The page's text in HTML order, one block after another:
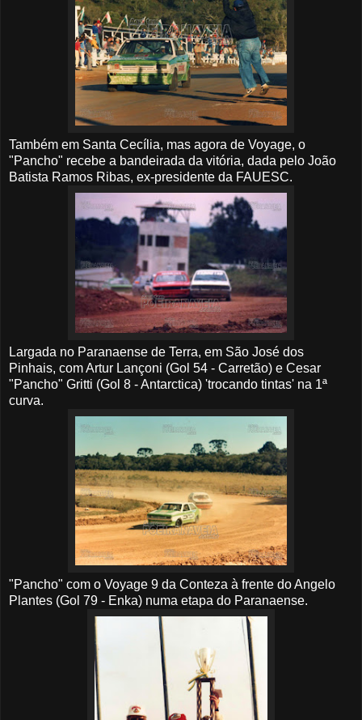
Também em Santa Cecília, mas agora de Voyage, o
"Pancho" recebe a bandeirada da vitória, dada pelo João
Batista Ramos Ribas, ex-presidente da FAUESC.
Largada no Paranaense de Terra, em São José dos
Pinhais, com Artur Lançoni (Gol 54 - Carretão) e Cesar
"Pancho" Gritti (Gol 8 - Antarctica) 'trocando tintas' na 1ª
curva.
"Pancho" com o Voyage 9 da Conteza à frente do Angelo
Plantes (Gol 79 - Enka) numa etapa do Paranaense.